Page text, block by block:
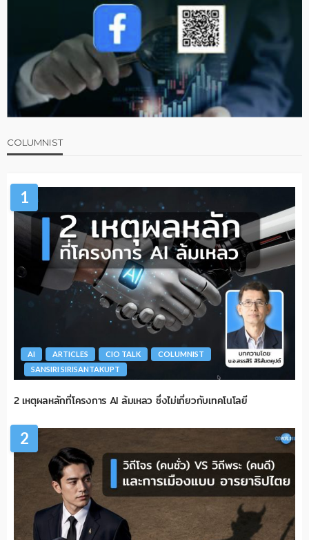
COLUMNIST
1
AI ARTICLES CIO TALK
COLUMNIST
SANSIRI SIRISANTAKUPT
2 เหตุผลหลักที่โครงการ AI ล้มเหลว ซึ่งไม่เกี่ยวกับเทคโนโลยี
2